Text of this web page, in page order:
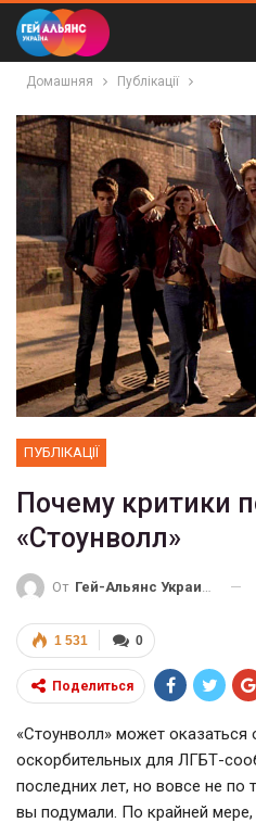
Домашняя Публікації
ПУБЛІКАЦІЇ
Почему критики
«Стоунволл»
От Гей-Альянс Украина
0
1 531
Поделиться
«Стоунволл» может
оскорбительных для ЛГБТ-
последних лет, но вовсе не по
вы подумали. По крайней мере,